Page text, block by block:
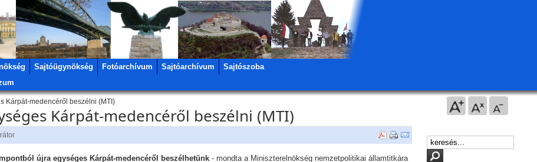
Sajtóügynökség Fotóarchívum Sajtóarchívum
Sajtószoba
Kárpát-medencéről beszélni (MTI)
Kárpát-medencéről beszélni (MTI)
újra egységes Kárpát-medencéről beszélhetünk - mondta a Miniszterelnökség nemzetpolitikai államtitkára